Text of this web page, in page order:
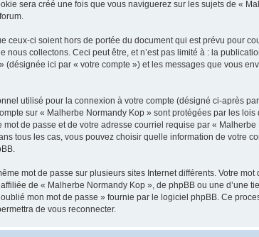
sera créé une fois que vous naviguerez sur les sujets de «
ceux-ci soient hors de portée du document qui est prévu pour
collectons. Ceci peut être, et n’est pas limité à : la
ici par « votre compte ») et les messages que vous
utilisé pour la connexion à votre compte (désigné ci-après
sur « Malherbe Normandy Kop » sont protégées par les lois
de passe et de votre adresse courriel requise par « Malherbe
tous les cas, vous pouvez choisir quelle information de votre
mot de passe sur plusieurs sites Internet différents. Votre mot
de « Malherbe Normandy Kop », de phpBB ou une d’une
mon mot de passe » fournie par le logiciel phpBB. Ce
de vous reconnecter.